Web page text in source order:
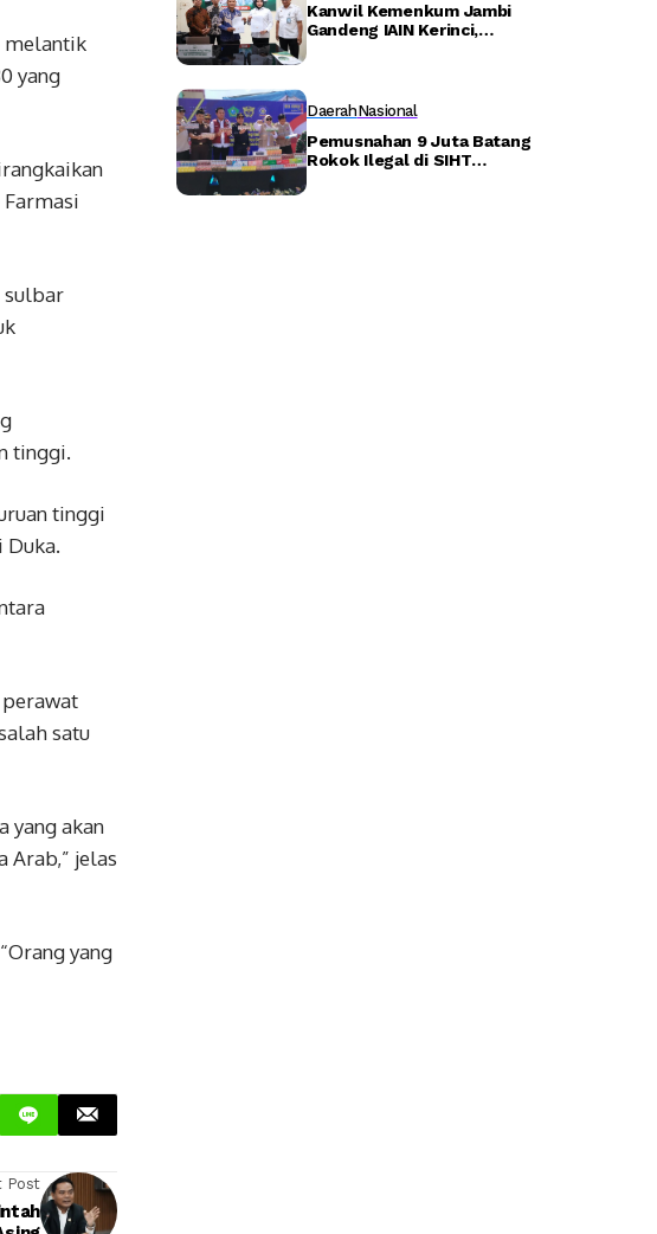
melantik
yang
sulbar
tinggi.
tinggi
Duka.
satu
yang akan
Arab,” jelas
yang
Post
Kanwil Kemenkum Jambi
Gandeng IAIN Kerinci,
Detiktoday.com
DaerahNasional
Pemusnahan 9 Juta Batang
Rokok Ilegal di SIHT